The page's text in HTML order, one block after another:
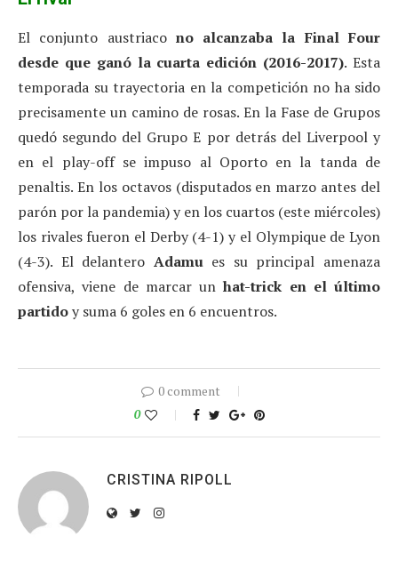
El conjunto austriaco no alcanzaba la Final Four
desde que ganó la cuarta edición (2016-2017). Esta
temporada su trayectoria en la competición no ha sido
precisamente un camino de rosas. En la Fase de Grupos
quedó segundo del Grupo E por detrás del Liverpool y
en el play-off se impuso al Oporto en la tanda de
penaltis. En los octavos (disputados en marzo antes del
parón por la pandemia) y en los cuartos (este miércoles)
los rivales fueron el Derby (4-1) y el Olympique de Lyon
(4-3). El delantero Adamues su principal amenaza
ofensiva, viene de marcar unhat-trick en el último
partidoy suma 6 goles en 6 encuentros.
0 comment
0
CRISTINA RIPOLL